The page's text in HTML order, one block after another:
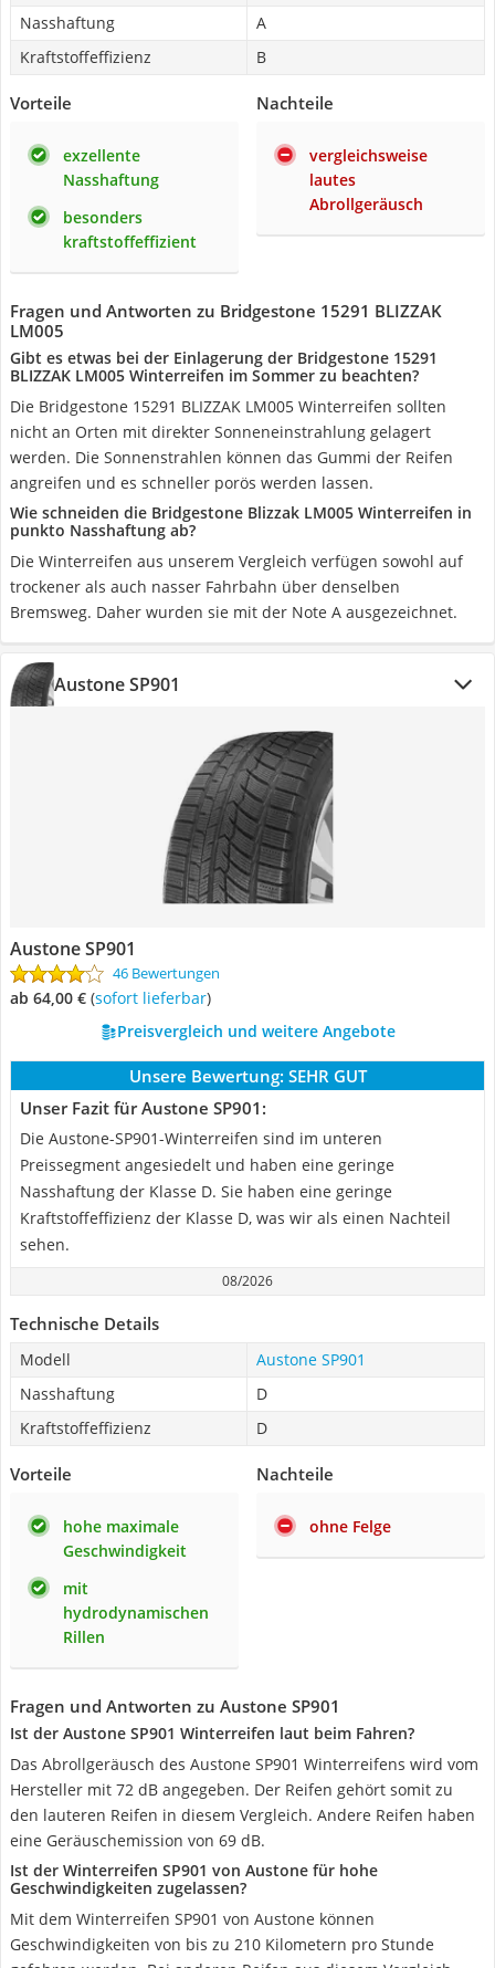
Nasshaftung
A
Kraftstoffeffizienz
B
Vorteile
exzellente
Nasshaftung
besonders
kraftstoffeffizient
Nachteile
vergleichsweise
lautes
Abrollgeräusch
Fragen und Antworten zu Bridgestone 15291 BLIZZAK
LM005
Gibt es etwas bei der Einlagerung der Bridgestone 15291
BLIZZAK LM005 Winterreifen im Sommer zu beachten?
Die Bridgestone 15291 BLIZZAK LM005 Winterreifen sollten
nicht an Orten mit direkter Sonneneinstrahlung gelagert
werden. Die Sonnenstrahlen können das Gummi der Reifen
angreifen und es schneller porös werden lassen.
Wie schneiden die Bridgestone Blizzak LM005 Winterreifen in
punkto Nasshaftung ab?
Die Winterreifen aus unserem Vergleich verfügen sowohl auf
trockener als auch nasser Fahrbahn über denselben
Bremsweg. Daher wurden sie mit der Note A ausgezeichnet.
Austone SP901
Austone SP901
46 Bewertungen
ab 64,00 € ( Sofort lieferbar)
Preisvergleich und weitere Angebote
Unsere Bewertung: SEHR GUT
Unser Fazit für Austone SP901:
Die Austone-SP901-Winterreifen sind im unteren
Preissegment angesiedelt und haben eine geringe
Nasshaftung der Klasse D. Sie haben eine geringe
Kraftstoffeffizienz der Klasse D, was wir als einen Nachteil
sehen.
08/2026
Technische Details
Modell
Austone SP901
Nasshaftung
D
Kraftstoffeffizienz
D
Vorteile
hohe maximale
Geschwindigkeit
mit
hydrodynamischen
Rillen
Nachteile
ohne Felge
Fragen und Antworten zu Austone SP901
Ist der Austone SP901 Winterreifen laut beim Fahren?
Das Abrollgeräusch des Austone SP901 Winterreifens wird vom
Hersteller mit 72 dB angegeben. Der Reifen gehört somit zu
den lauteren Reifen in diesem Vergleich. Andere Reifen haben
eine Geräuschemission von 69 dB.
Ist der Winterreifen SP901 von Austone für hohe
Geschwindigkeiten zugelassen?
Mit dem Winterreifen SP901 von Austone können
Geschwindigkeiten von bis zu 210 Kilometern pro Stunde